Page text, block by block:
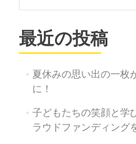
シ
ョ
ン
最近の投稿
夏休みの思い出の一枚
に！
子どもたちの笑顔と学
ラウドファンディング